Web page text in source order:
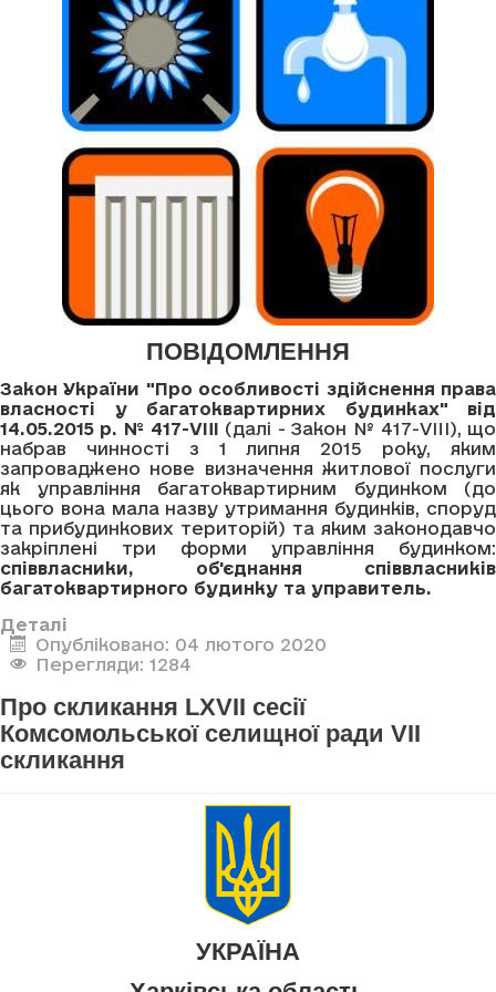
ПОВІДОМЛЕННЯ
Закон України "Про особливості здійснення права
власності у багатоквартирних будинках" від
14.05.2015 р. № 417-VIII (далі - Закон № 417-VIII), що
набрав чинності з 1 липня 2015 року, яким
запроваджено нове визначення житлової послуги
як управління багатоквартирним будинком (до
цього вона мала назву утримання будинків, споруд
та прибудинкових територій) та яким законодавчо
закріплені три форми управління будинком:
співвласники, об'єднання співвласників
багатоквартирного будинку та управитель.
Деталі
Опубліковано: 04 лютого 2020
Перегляди: 1284
Про скликання LXVII сесії
Комсомольської селищної ради VII
скликання
УКРАЇНА